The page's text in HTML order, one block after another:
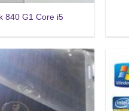
840 G1 Core i5